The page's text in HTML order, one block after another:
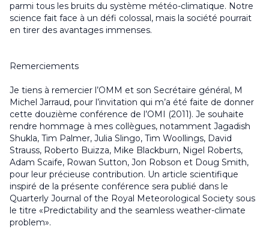
parmi tous les bruits du système météo-climatique. Notre
science fait face à un défi colossal, mais la société pourrait
en tirer des avantages immenses.
Remerciements
Je tiens à remercier l’OMM et son Secrétaire général, M
Michel Jarraud, pour l’invitation qui m’a été faite de donner
cette douzième conférence de l’OMI (2011). Je souhaite
rendre hommage à mes collègues, notamment Jagadish
Shukla, Tim Palmer, Julia Slingo, Tim Woollings, David
Strauss, Roberto Buizza, Mike Blackburn, Nigel Roberts,
Adam Scaife, Rowan Sutton, Jon Robson et Doug Smith,
pour leur précieuse contribution. Un article scientifique
inspiré de la présente conférence sera publié dans le
Quarterly Journal of the Royal Meteorological Society sous
le titre «Predictability and the seamless weather-climate
problem».